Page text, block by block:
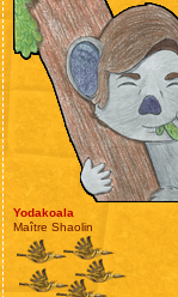
Yodakoala
Maître Shaolin